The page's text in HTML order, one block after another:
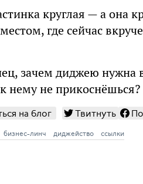
круглая — а она
где сейчас
зачем диджею нужна
нему не
на блог Твитнуть
бизнес-линч диджейство ссылки